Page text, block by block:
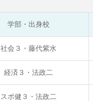
学部・出身校
社会３・藤代紫水
経済３・法政二
スポ健３・法政二